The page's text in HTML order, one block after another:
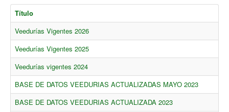
Título
Veedurías Vigentes 2026
Veedurías Vigentes 2025
Veedurías vigentes 2024
BASE DE DATOS VEEDURIAS ACTUALIZADAS MAYO 2023
BASE DE DATOS VEEDURIAS ACTUALIZADA 2023